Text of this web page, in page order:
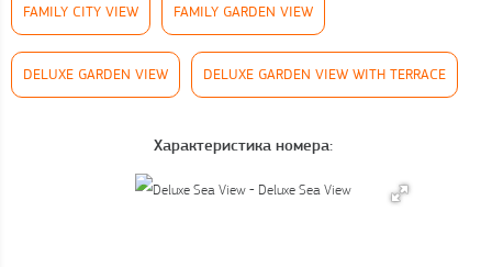
FAMILY CITY VIEW FAMILY GARDEN VIEW
DELUXE GARDEN VIEW DELUXE GARDEN VIEW WITH TERRACE
Характеристика номера: